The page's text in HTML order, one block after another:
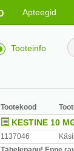
Apteegid
Tooteinfo
Tootekood
KESTINE 10
1137046